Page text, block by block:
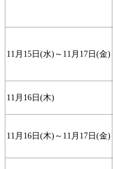
11月15日(水)～11月17日(金)
11月16日(木)
11月16日(木)～11月17日(金)